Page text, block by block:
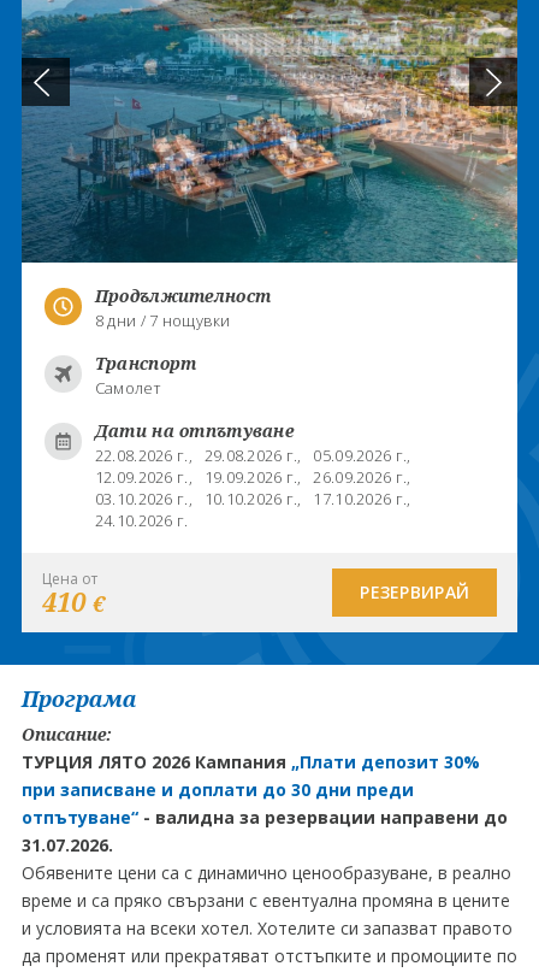
Продължителност
8 дни / 7 нощувки
Транспорт
Самолет
Дати на отпътуване
22.08.2026 г., 29.08.2026 г., 05.09.2026 г.,
12.09.2026 г.,
19.09.2026 г.,26.09.2026 г.,
03.10.2026 г.,
10.10.2026 г., 17.10.2026 г.,
24.10.2026 г.
РЕЗЕРВИРАЙ
Цена от
410 €
Програма
Описание:
ТУРЦИЯ ЛЯТО 2026 Кампания „Плати депозит 30%
при записване и доплати до 30 дни преди
отпътуване“ - валидна за резервации направени до
31.07.2026.
Обявените цени са с динамично ценообразуване, в реално
време и са пряко свързани с евентуална промяна в цените
и условията на всеки хотел. Хотелите си запазват правото
да променят или прекратяват отстъпките и промоциите по